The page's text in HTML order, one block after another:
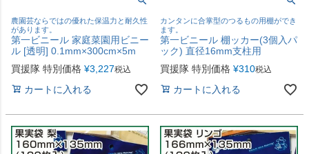
農園芸ならではの優れた保温力と耐久性
があります。
第一ビニール 家庭菜園用ビニー
ル [透明] 0.1mm×300cm×5m
買援隊 特別価格 ¥3,227税込
カートに入れる
カンタンに合掌型のつるもの用棚ができ
ます。
第一ビニール 棚ッカー(3個入パ
ック) 直径16mm支柱用
買援隊 特別価格 ¥310税込
カートに入れる